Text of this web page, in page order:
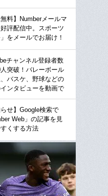
無料】Numberメールマ
評配信中。スポーツ
をメールでお届け！
チャンネル登録者数
突破！バレーボール
バスケ、野球などの
ンタビューを動画で
らせ】Google検索で
Web」の記事を見
くする方法